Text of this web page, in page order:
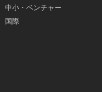
中小・ベンチャー
国際